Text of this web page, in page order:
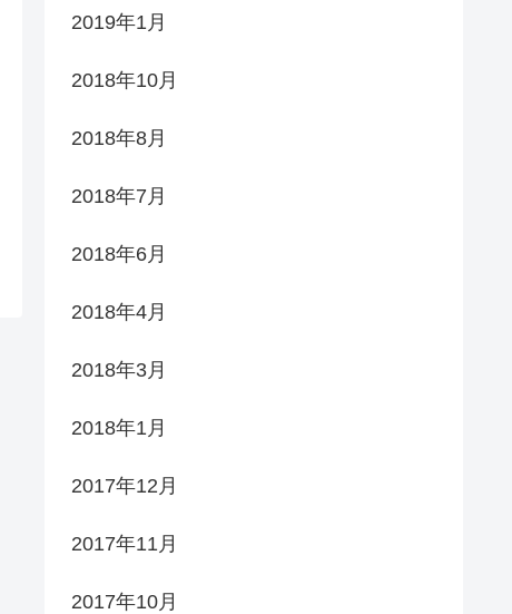
2019年1月
2018年10月
2018年8月
2018年7月
2018年6月
2018年4月
2018年3月
2018年1月
2017年12月
2017年11月
2017年10月